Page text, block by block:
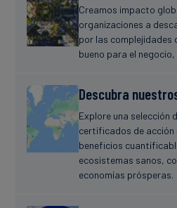
Creamos impacto
organizaciones a
por las complejidades
bueno para el
Descubra
Explore una selección
certificados de
beneficios
ecosistemas sanos,
economías prósperas.